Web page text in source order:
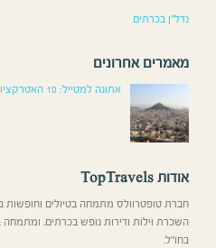
נדל”ן בכרתים
מאמרים אחרונים
אתונה למטייל: 10 האטרקציות הטובות ביותר באתונה
אודות TopTravels
חברת טופטרוולס מתמחה בטיולים וחופשות
השכרת וילות ודירות נופש בכרתים. ומתמחה
בחו”ל.